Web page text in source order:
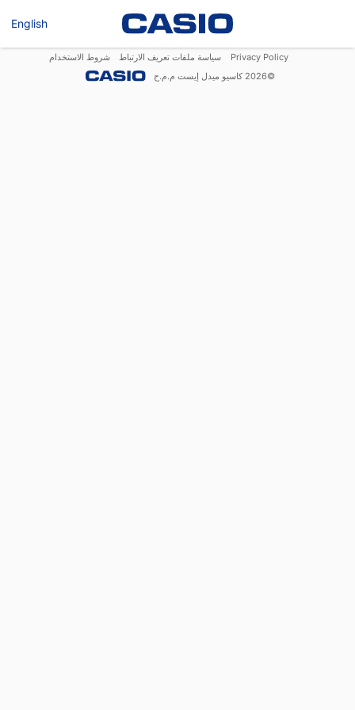
English
Privacy Policy سياسة ملفات تعريف الارتباط
شروط الاستخدام
©
2026 كاسيو ميدل إيست م.م.ح